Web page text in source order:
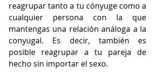
reagrupar tanto a tu cónyuge como a
cualquier persona con la que
mantengas una relación análoga a la
conyugal. Es decir, también es
posible reagrupar a tu pareja de
hecho sin importar el sexo.